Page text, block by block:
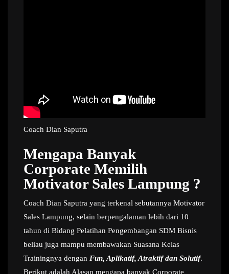
Coach Dian Saputra
Mengapa Banyak
Corporate Memilih
Motivator Sales Lampung ?
Coach Dian Saputra yang terkenal sebutannya Motivator
Sales Lampung, selain berpengalaman lebih dari 10
tahun di Bidang Pelatihan Pengembangan SDM Bisnis
beliau juga mampu membawakan Suasana Kelas
Trainingnya dengan Fun, Aplikatif, Atraktif dan Solutif.
Berikut adalah Alasan mengapa banyak Corporate